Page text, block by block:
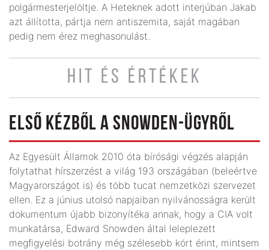
polgármesterjelöltje. A Heteknek adott interjúban Jakab
azt állította, pártja nem antiszemita, saját magában
pedig nem érez meghasonulást.
HIT ÉS ÉRTÉKEK
ELSŐ KÉZBŐL A SNOWDEN-ÜGYRŐL
Az Egyesült Államok 2010 óta bírósági végzés alapján
folytathat hírszerzést a világ 193 országában (beleértve
Magyarországot is) és több tucat nemzetközi szervezet
ellen. Ez a június utolsó napjaiban nyilvánosságra került
dokumentum újabb bizonyítéka annak, hogy a CIA volt
munkatársa, Edward Snowden által leleplezett
megfigyelési botrány még szélesebb kört érint, mintsem